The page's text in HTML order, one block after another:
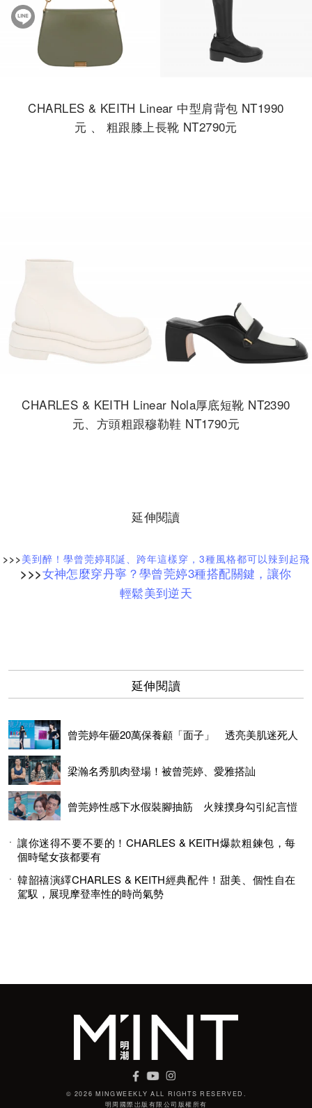
CHARLES & KEITH Linear 中型肩背包 NT1990
元 、 粗跟膝上長靴 NT2790元
CHARLES & KEITH Linear Nola厚底短靴 NT2390
元、方頭粗跟穆勒鞋 NT1790元
延伸閱讀
>>>美到醉！學曾莞婷耶誕、跨年這樣穿，3種風格都可以辣到起飛
>>>女神怎麼穿丹寧？學曾莞婷3種搭配關鍵，讓你
輕鬆美到逆天
延伸閱讀
曾莞婷年砸20萬保養顧「面子」 透亮美肌迷死人
梁瀚名秀肌肉登場！被曾莞婷、愛雅搭訕
曾莞婷性感下水假裝腳抽筋 火辣撲身勾引紀言愷
讓你迷得不要不要的！CHARLES & KEITH爆款粗鍊包，每
個時髦女孩都要有
韓韶禧演繹CHARLES & KEITH經典配件！甜美、個性自在
駕馭，展現摩登率性的時尚氣勢
© 2026 MINGWEEKLY ALL RIGHTS RESERVED.
明周國際岀版有限公司版權所有